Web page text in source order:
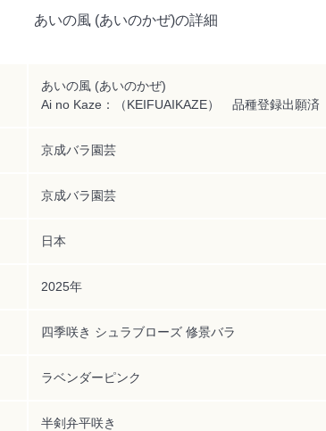
あいの風 (あいのかぜ)の詳細
あいの風 (あいのかぜ)
Ai no Kaze：（KEIFUAIKAZE） 品種登録出願済
京成バラ園芸
京成バラ園芸
日本
2025年
四季咲き シュラブローズ 修景バラ
ラベンダーピンク
半剣弁平咲き